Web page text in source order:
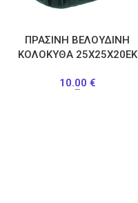
ΠΡΑΣΙΝΗ ΒΕΛΟΥΔΙΝΗ
ΚΟΛΟΚΥΘΑ 25Χ25Χ20ΕΚ
10.00 €
–